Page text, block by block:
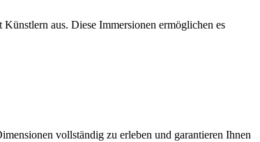
aus. Diese Immersionen ermöglichen es
vollständig zu erleben und garantieren Ihnen